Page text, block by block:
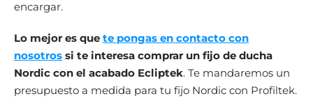
encargar.
Lo mejor es que te pongas en contacto con
nosotros si te interesa comprar un fijo de ducha
Nordic con el acabado Ecliptek. Te mandaremos un
presupuesto a medida para tu fijo Nordic con Profiltek.